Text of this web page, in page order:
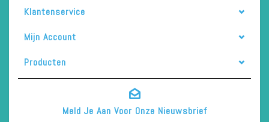
Klantenservice
Mijn Account
Producten
Meld Je Aan Voor Onze Nieuwsbrief